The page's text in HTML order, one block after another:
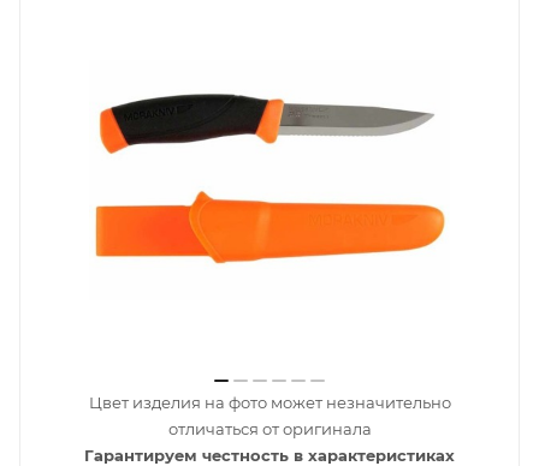
Цвет изделия на фото может незначительно
отличаться от оригинала
Гарантируем честность в характеристиках